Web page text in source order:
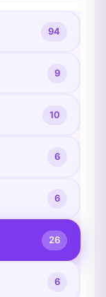
94
9
10
6
6
26
6